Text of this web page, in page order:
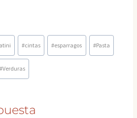
#cintas #esparragos #Pasta
#Verduras